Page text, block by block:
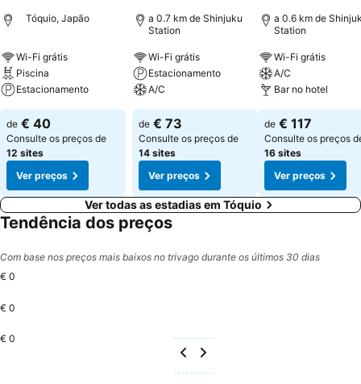
Tóquio, Japão
Wi-Fi grátis
Piscina
Estacionamento
de € 40
Consulte os preços de
12 sites
Ver preços
a 0.7 km de Shinjuku
Station
Wi-Fi grátis
Estacionamento
A/C
de € 73
Consulte os preços de
14 sites
Ver preços
a 0.6 km de
Station
Wi-Fi grátis
A/C
Bar no hotel
de € 117
Consulte os preços
16 sites
Ver preços
Ver todas as estadias em Tóquio
Tendência dos preços
Com base nos preços mais baixos no trivago durante os últimos 30 dias
€ 0
€ 0
€ 0